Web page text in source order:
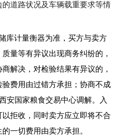
道路状况及车辆载重要求等情
库计量衡器为准，买方与卖方
量等有异议出现商务纠纷的，
解决，对检验结果有异议的，
费用由过错方承担；协商不成
安国家粮食交易中心调解。入
拒收，同时卖方应立即将不合
一切费用由卖方承担。